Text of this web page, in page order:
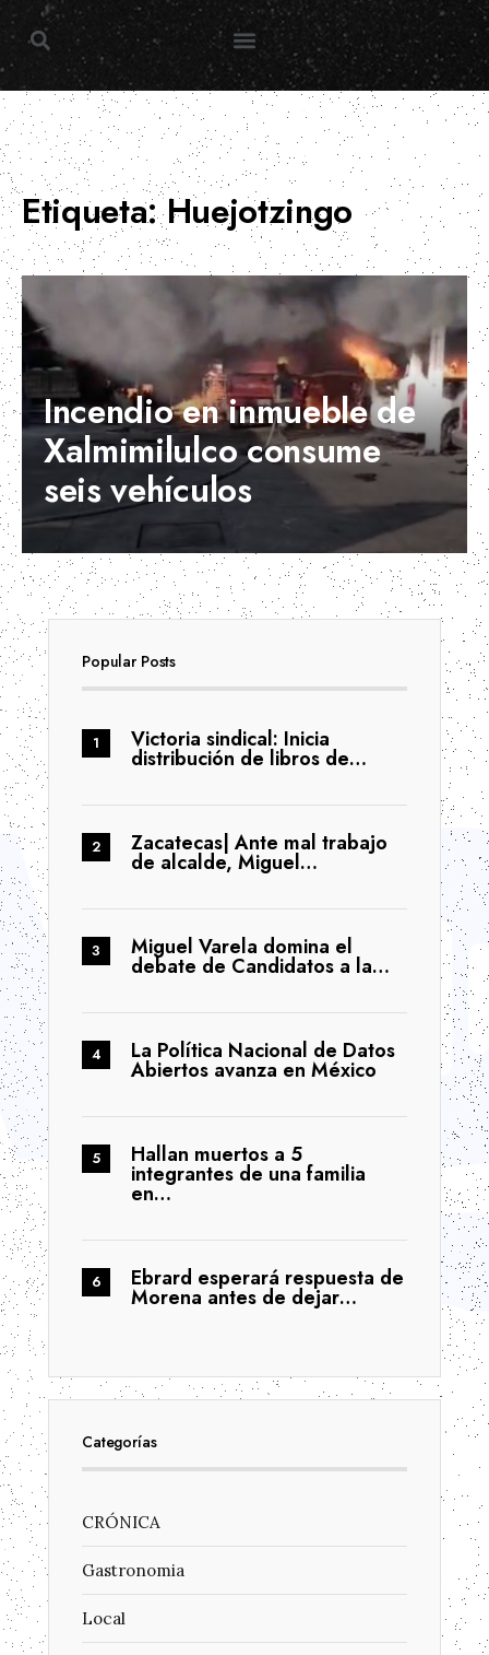
Etiqueta:Huejotzingo
Incendio en inmueble de
Xalmimilulco consume
seis vehículos
Popular Posts
Victoria sindical: Inicia
distribución de libros de…
Zacatecas| Ante mal trabajo
de alcalde, Miguel…
Miguel Varela domina el
debate de Candidatos a la…
La Política Nacional de Datos
Abiertos avanza en México
Hallan muertos a 5
integrantes de una familia
en…
Ebrard esperará respuesta de
Morena antes de dejar…
Categorías
CRÓNICA
Gastronomia
Local